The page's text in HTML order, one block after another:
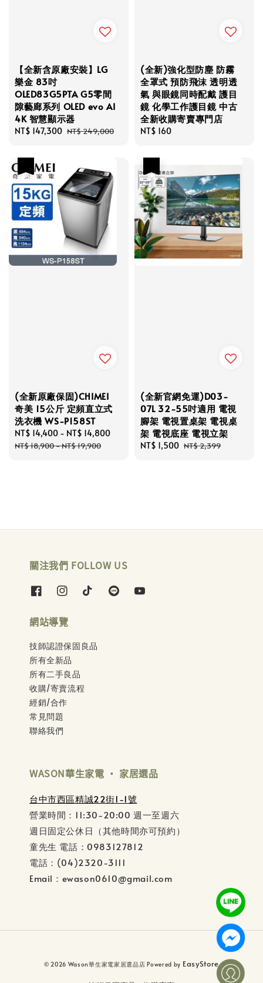
【全新含原廠安裝】LG
樂金 83吋
OLED83G5PTA G5零間
隙藝廊系列 OLED evo AI
4K 智慧顯示器
Sale
NT$ 147,300 Regular
NT$ 249,000
(全新)強化型防塵 防霧
全罩式 預防飛沫 透明透
氣 與眼鏡同時配戴 護目
鏡 化學工作護目鏡 中古
全新收購寄賣專門店
Regular
NT$ 160
(全新原廠保固)CHIMEI
奇美 15公斤 定頻直立式
洗衣機 WS-P158ST
Sale
price
NT$ 14,400 - NT$ 14,800
Regular
NT$ 18,900-NT$ 19,900
(全新官網免運)D03-
07L 32-55吋適用 電視
腳架 電視置桌架 電視桌
架 電視底座 電視立架
Sale
NT$ 1,500 Regular
NT$ 2,399
關注我們 FOLLOW US
網站導覽
技師認證保固良品
所有全新品
所有二手良品
收購/寄賣流程
經銷/合作
常見問題
聯絡我們
WASON華生家電 ‧ 家居選品
台中市西區精誠22街1-1號
營業時間：11:30-20:00 週一至週六
週日固定公休日（其他時間亦可預約）
童先生 電話：0983127812
電話：(04)2320-3111
Email：ewason0610@gmail.com
© 2026 Wason華生家電家居選品店 Powered by EasyStore